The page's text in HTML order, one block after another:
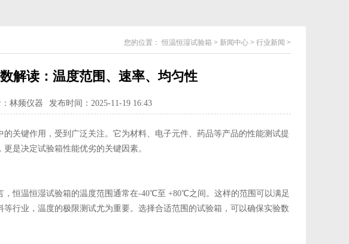
您的位置： 恒温恒湿试验箱 > 新闻中心 > 行业新闻 >
解读：温度范围、速率、均匀性
林频仪器 发布时间：2025-11-19 16:43
的关键作用，受到广泛关注。它为材料、电子元件、药品等产品的性能测试提
是决定试验箱性能优劣的关键因素。
恒温恒湿试验箱的温度范围通常在-40℃至 +80℃之间。这样的范围可以满足
行业，温度的极限测试尤为重要。选择合适范围的试验箱，可以确保实验数